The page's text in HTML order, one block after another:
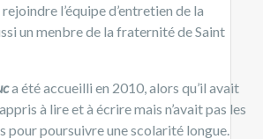
l’équipe d’entretien de la
un menbre de la fraternité de Saint
a été accueilli en 2010, alors qu’il avait
à lire et à écrire mais n’avait pas les
pour poursuivre une scolarité longue.